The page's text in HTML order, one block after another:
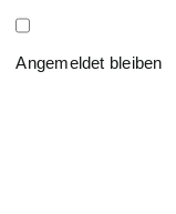
Angemeldet bleiben